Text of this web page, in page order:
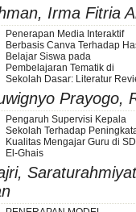
Irma Fitria
Penerapan Media Interaktif
Berbasis Canva Terhadap
Belajar Siswa pada
Pembelajaran Tematik di
Sekolah Dasar: Literatur
Prayogo,
Pengaruh Supervisi Kepala
Sekolah Terhadap
Kualitas Mengajar Guru di
El-Ghais